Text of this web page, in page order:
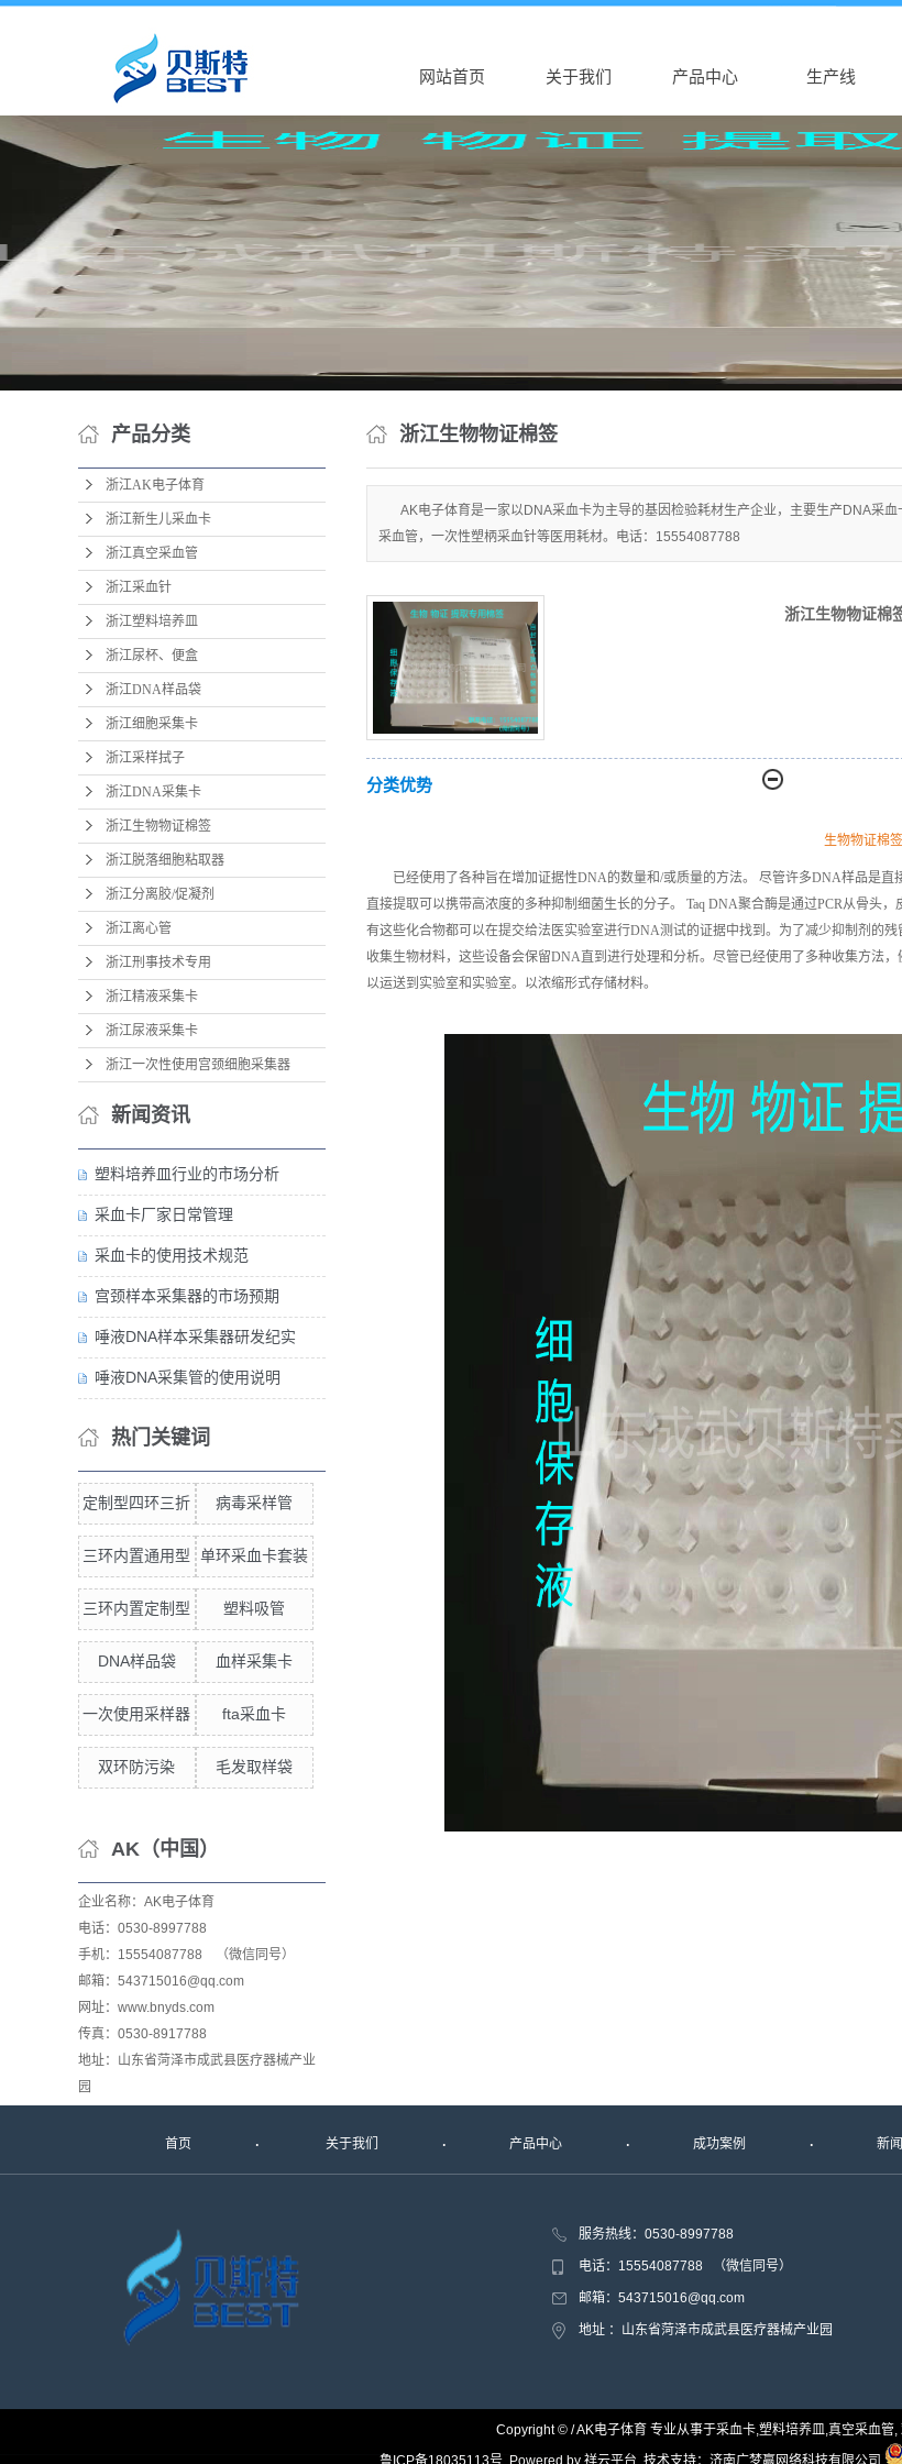
网站首页 关于我们
公司介绍
营业执照
产品中心
浙江AK电子体育
浙江新生儿采血
浙江真空采血管
浙江采血针
浙江塑料培养皿
浙江尿杯、便盒
浙江DNA样品袋
浙江DNA采集卡
浙江生物物证棉
宫颈细胞采集器
生产线
生产线
产品分类
浙江AK电子体育
浙江新生儿采血卡
浙江真空采血管
浙江采血针
浙江塑料培养皿
浙江尿杯、便盒
浙江DNA样品袋
浙江细胞采集卡
浙江采样拭子
浙江DNA采集卡
浙江生物物证棉签
浙江脱落细胞粘取器
浙江分离胶/促凝剂
浙江离心管
浙江刑事技术专用
浙江精液采集卡
浙江尿液采集卡
浙江一次性使用宫颈细胞采集器
新闻资讯
塑料培养皿行业的市场分析
采血卡厂家日常管理
采血卡的使用技术规范
宫颈样本采集器的市场预期
唾液DNA样本采集器研发纪实
唾液DNA采集管的使用说明
热门关键词
定制型四环三折 病毒采样管
三环内置通用型 单环采血卡套装
三环内置定制型 塑料吸管
DNA样品袋 血样采集卡
一次使用采样器 fta采血卡
双环防污染 毛发取样袋
AK（中国）
企业名称：AK电子体育
电话：0530-8997788
手机：15554087788 （微信同号）
邮箱：543715016@qq.com
网址：www.bnyds.com
传真：0530-8917788
地址：山东省菏泽市成武县医疗器械产业
园
浙江生物物证棉签
AK电子体育是一家以DNA采血卡为主导的基因检验耗材生产企业，主要生产DNA采
采血管，一次性塑柄采血针等医用耗材。电话：15554087788
浙江生物物证棉
分类优势
生物物证棉
已经使用了各种旨在增加证据性DNA的数量和/或质量的方法。 尽管许多DNA样品是直
直接提取可以携带高浓度的多种抑制细菌生长的分子。 Taq DNA聚合酶是通过PCR从骨头，
有这些化合物都可以在提交给法医实验室进行DNA测试的证据中找到。为了减少抑制剂的
收集生物材料，这些设备会保留DNA直到进行处理和分析。尽管已经使用了多种收集方法
以运送到实验室和实验室。以浓缩形式存储材料。
首页 关于我们 产品中心 成功案例 新
服务热线：0530-8997788
电话：15554087788 （微信同号）
邮箱：543715016@qq.com
地址 ：山东省菏泽市成武县医疗器械产业园
Copyright © / AK电子体育 专业从事于采血卡,塑料培养皿,真空采血管,
鲁ICP备18035113号 Powered by 祥云平台 技术支持： 济南广梦赢网络科技有限公司